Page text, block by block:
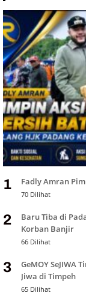
1 Fadly Amran
70 Dilihat
2
Baru Tiba di
Korban Banjir
66 Dilihat
3
GeMOY SeJIWA
Jiwa di Timpeh
65 Dilihat